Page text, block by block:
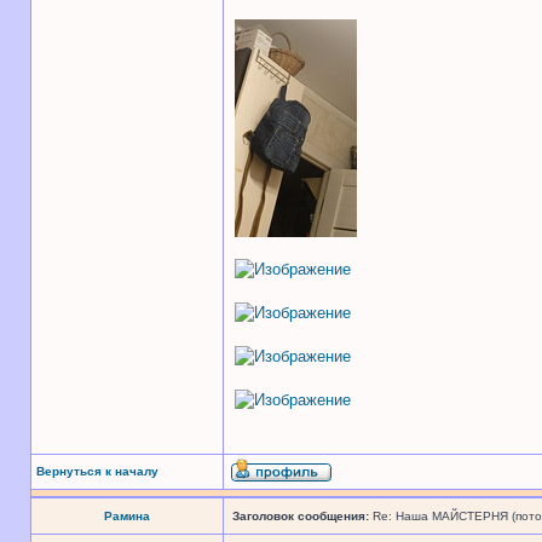
Вернуться к началу
Рамина Заголовок сообщения: Re: Наша МАЙСТЕРНЯ